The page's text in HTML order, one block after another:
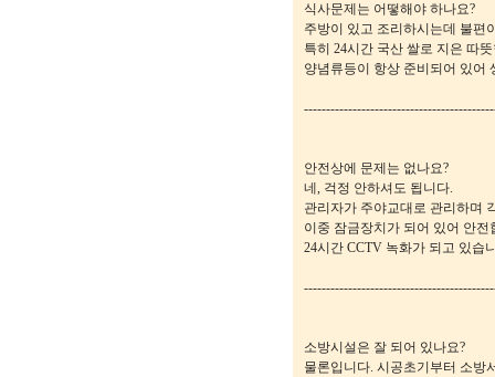
식사문제는 어떻해야 하나요?
주방이 있고 조리하시는데 불편
특히 24시간 국산 쌀로 지은 따
양념류등이 항상 준비되어 있어
안전상에 문제는 없나요?
네, 걱정 안하셔도 됩니다.
관리자가 주야교대로 관리하며
이중 잠금장치가 되어 있어 안전
24시간 CCTV 녹화가 되고 있습
소방시설은 잘 되어 있나요?
물론입니다. 시공초기부터 소방